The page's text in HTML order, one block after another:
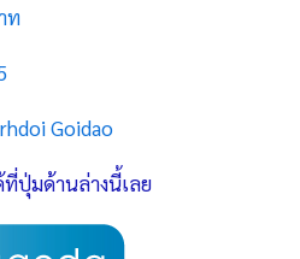
ท
Goidao
ที่ปุ่มด้านล่างนี้เลย